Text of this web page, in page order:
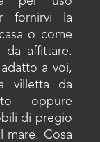
fornirvi la
o come
da affittare.
a voi,
villetta da
oppure
di pregio
mare. Cosa